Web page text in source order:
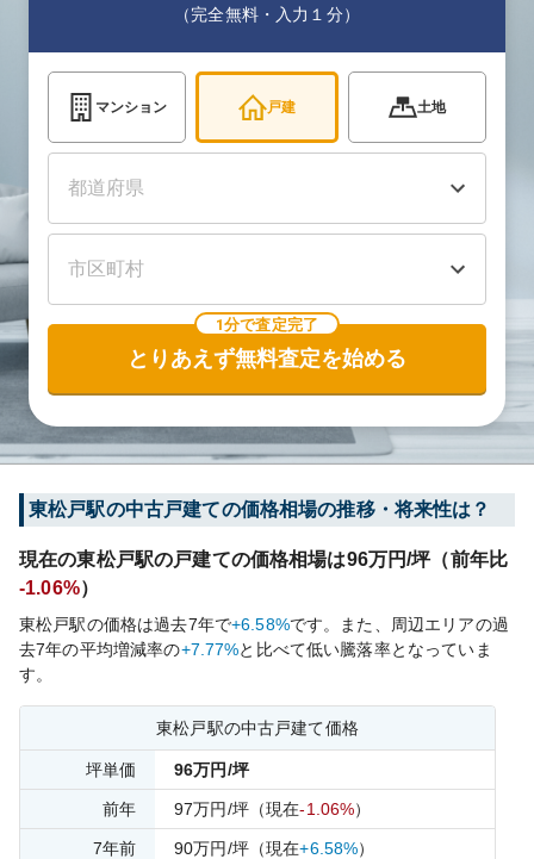
（完全無料・入力１分）
マンション 戸建 土地
1分で査定完了
とりあえず無料査定を始める
東松戸駅の中古戸建ての価格相場の推移・将来性は？
現在の東松戸駅の戸建ての価格相場は96万円/坪（前年比
-1.06%）
東松戸駅の価格は過去7年で+6.58%です。
また、周辺エリアの過
去7年の平均増減率の+7.77%と比べて低い騰落率となっていま
す。
東松戸駅の中古戸建て価格
坪単価 96万円/坪
前年 97万円/坪（現在-1.06%）
7年前 90万円/坪（現在+6.58%）